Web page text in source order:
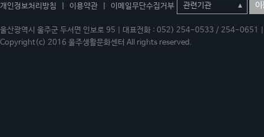
개인정보처리방침 이용약관 이메일무단수집거부 이
울산광역시 울주군 두서면 인보로 95 | 대표전화 : 052) 254-0533 / 254-
Copyright(c) 2016 울주생활문화센터 All rights reserved.